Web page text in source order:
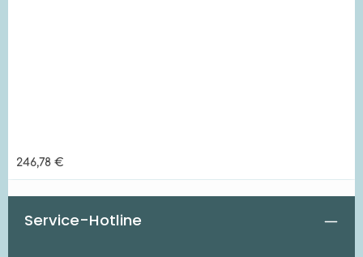
Regulärer Preis:
246,78 €
Service-Hotline